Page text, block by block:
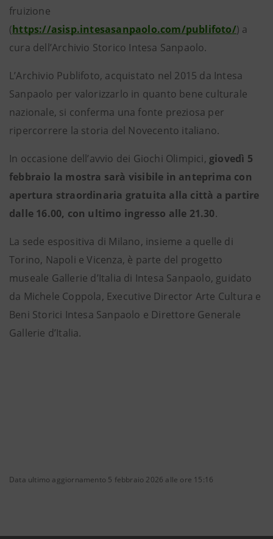
fruizione
(https://asisp.intesasanpaolo.com/publifoto/) a
cura dell’Archivio Storico Intesa Sanpaolo.
L’Archivio Publifoto, acquistato nel 2015 da Intesa
Sanpaolo per valorizzarlo in quanto bene culturale
nazionale, si conferma una fonte preziosa per
ripercorrere la storia del Novecento italiano.
In occasione dell’avvio dei Giochi Olimpici, giovedì 5
febbraio la mostra sarà visibile in anteprima con
apertura straordinaria gratuita alla città a partire
dalle 16.00, con ultimo ingresso alle 21.30.
La sede espositiva di Milano, insieme a quelle di
Torino, Napoli e Vicenza, è parte del progetto
museale Gallerie d’Italia di Intesa Sanpaolo, guidato
da Michele Coppola, Executive Director Arte Cultura e
Beni Storici Intesa Sanpaolo e Direttore Generale
Gallerie d’Italia.
Data ultimo aggiornamento 5 febbraio 2026 alle ore 15:16